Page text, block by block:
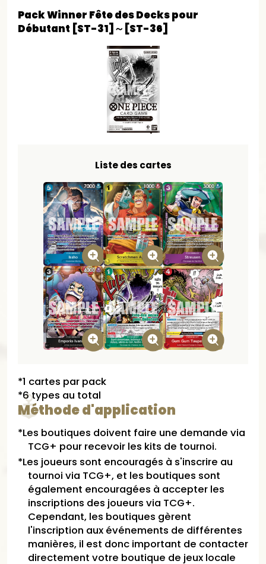
Pack Winner Fête des Decks pour
Débutant [ST-31]～[ST-36]
Liste des cartes
*1 cartes par pack
*6 types au total​
Méthode d'application
*Les boutiques doivent faire une demande via
TCG+ pour recevoir les kits de tournoi.
*Les joueurs sont encouragés à s'inscrire au
tournoi via TCG+, et les boutiques sont
également encouragées à accepter les
inscriptions des joueurs via TCG+.
Cependant, les boutiques gèrent
l'inscription aux événements de différentes
manières, il est donc important de contacter
directement votre boutique de jeux locale